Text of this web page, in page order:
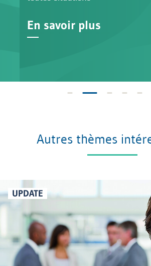
En savoir plus
Autres thèmes
UPDATE